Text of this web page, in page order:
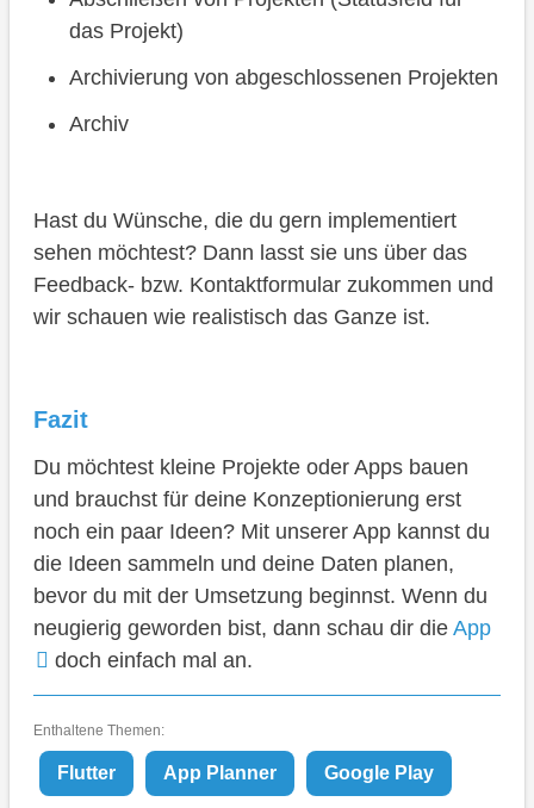
das Projekt)
Archivierung von abgeschlossenen Projekten
Archiv
Hast du Wünsche, die du gern implementiert
sehen möchtest? Dann lasst sie uns über das
Feedback- bzw. Kontaktformular zukommen und
wir schauen wie realistisch das Ganze ist.
Fazit
Du möchtest kleine Projekte oder Apps bauen
und brauchst für deine Konzeptionierung erst
noch ein paar Ideen? Mit unserer App kannst du
die Ideen sammeln und deine Daten planen,
bevor du mit der Umsetzung beginnst. Wenn du
neugierig geworden bist, dann schau dir die App
doch einfach mal an.
Enthaltene Themen:
Flutter App Planner Google Play